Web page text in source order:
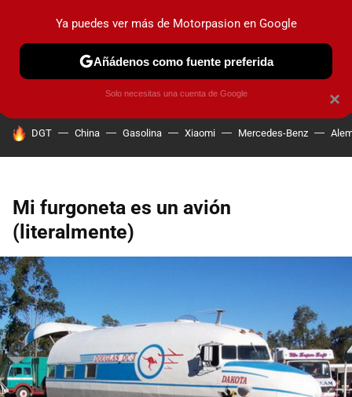
PRUEBAS COCHES ELÉCTRICOS OBSERVATORIO
HOY SE HABLA DE
DGT China Gasolina Xiaomi Mercedes-Benz
Mi furgoneta es un avión
(literalmente)
×
Ya puedes ver más de Motorpasion en Google
Añádenos como fuente preferida
Solo necesitas una cuenta de Google